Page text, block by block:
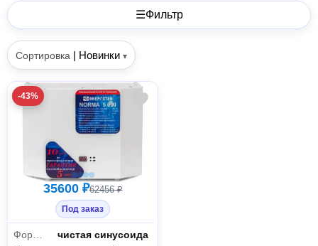
☰Фильтр
Сортировка | Новинки ▾
-43%
35600 ₽62456 ₽
Под заказ
чистая синусоида